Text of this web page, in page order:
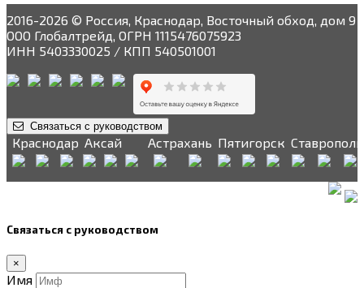
2016-2026 © Россия, Краснодар, Восточный обход, дом 9
ООО Глобалтрейд, ОГРН 1115476075923
ИНН 5403330025 / КПП 540501001
Связаться с руководством
Краснодар Аксай Астрахань Пятигорск Ставрополь
Связаться с руководством
×
Имя